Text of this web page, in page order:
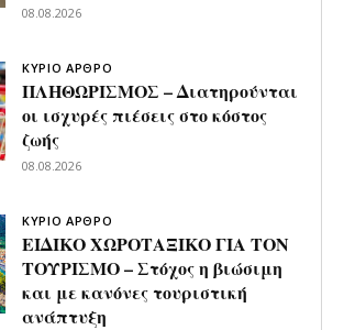
08.08.2026
ΚΥΡΙΟ ΑΡΘΡΟ
ΠΛΗΘΩΡΙΣΜΟΣ – Διατηρούνται
οι ισχυρές πιέσεις στο κόστος
ζωής
08.08.2026
ΚΥΡΙΟ ΑΡΘΡΟ
ΕΙΔΙΚΟ ΧΩΡΟΤΑΞΙΚΟ ΓΙΑ ΤΟΝ
ΤΟΥΡΙΣΜΟ – Στόχος η βιώσιμη
και με κανόνες τουριστική
ανάπτυξη